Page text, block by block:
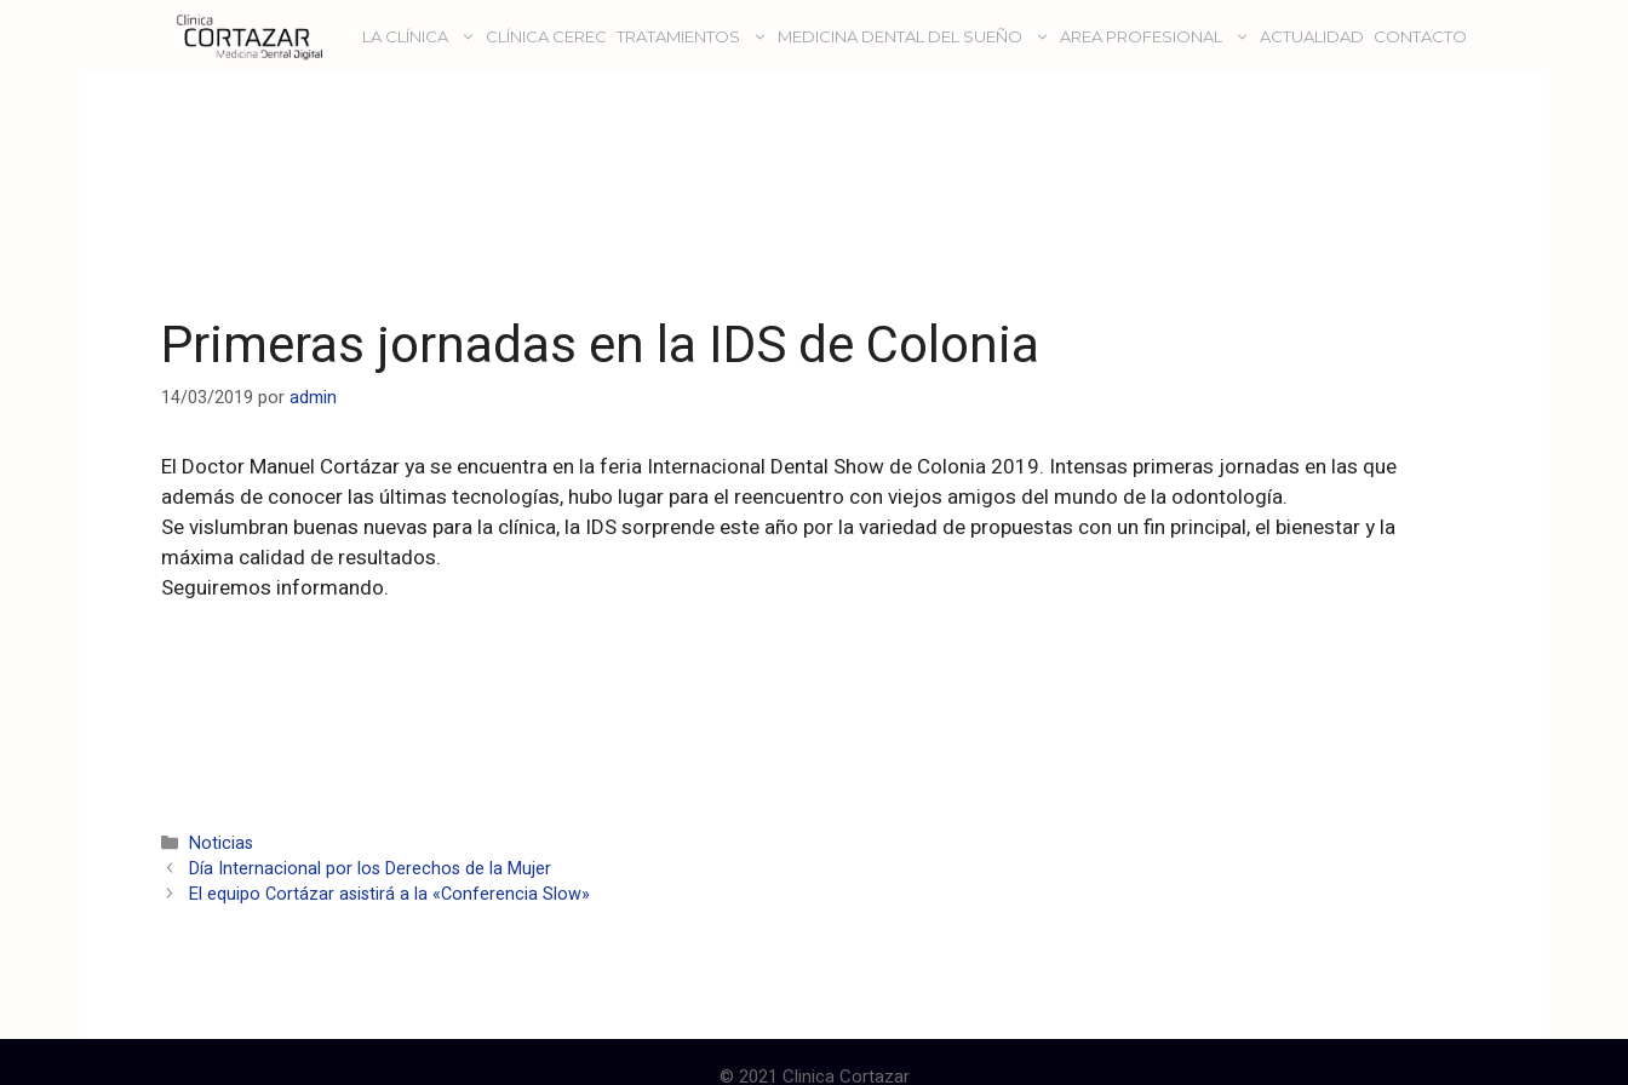
LA CLÍNICA CLÍNICA CEREC TRATAMIENTOS MEDICINA DENTAL DEL SUEÑO AREA PROFESIONAL ACTUALIDAD CONTACTO
Primeras jornadas en la IDS de Colonia
14/03/2019 poradmin
El Doctor Manuel Cortázar ya se encuentra en la feria Internacional Dental Show de Colonia 2019. Intensas primeras jornadas en las que
además de conocer las últimas tecnologías, hubo lugar para el reencuentro con viejos amigos del mundo de la odontología.
Se vislumbran buenas nuevas para la clínica, la IDS sorprende este año por la variedad de propuestas con un fin principal, el bienestar y la
máxima calidad de resultados.
Seguiremos informando.
Noticias
Día Internacional por los Derechos de la Mujer
El equipo Cortázar asistirá a la «Conferencia Slow»
© 2021 Clinica Cortazar